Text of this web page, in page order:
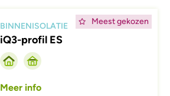
Meest gekozen
BINNENISOLATIE
iQ3-profil ES
Meer info